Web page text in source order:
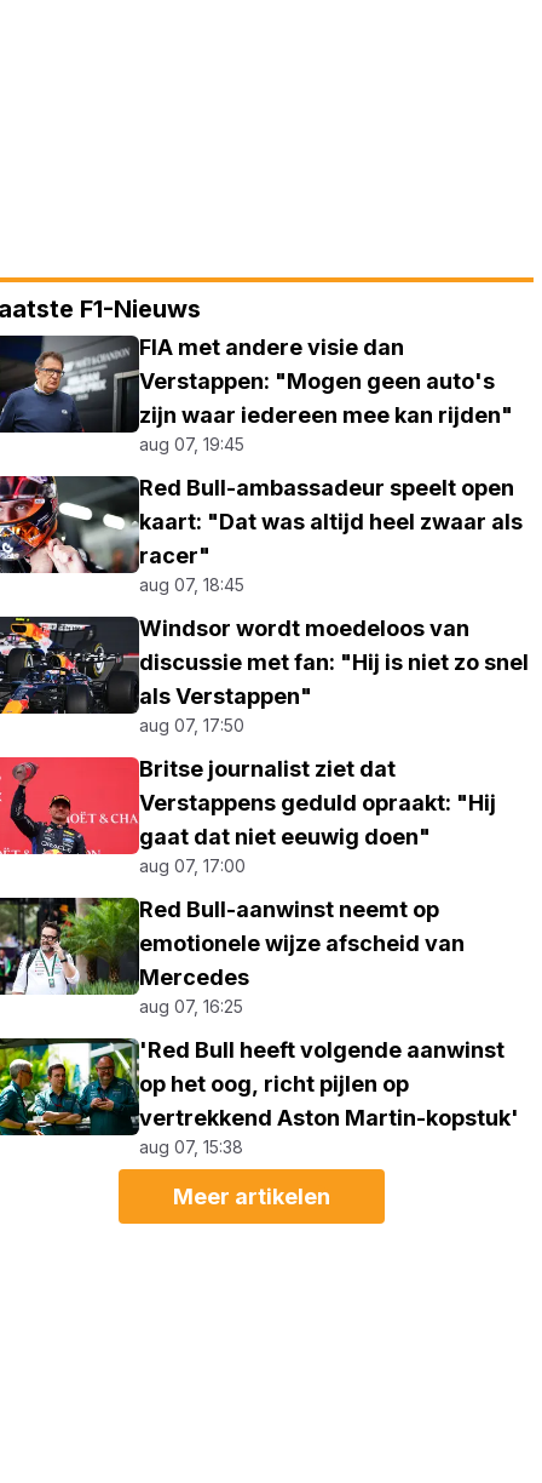
F1-Nieuws
FIA met andere visie dan
Verstappen: "Mogen geen auto's
zijn waar iedereen mee kan rijden"
aug 07, 19:45
Red Bull-ambassadeur speelt open
kaart: "Dat was altijd heel zwaar als
racer"
aug 07, 18:45
Windsor wordt moedeloos van
discussie met fan: "Hij is niet zo snel
als Verstappen"
aug 07, 17:50
Britse journalist ziet dat
Verstappens geduld opraakt: "Hij
gaat dat niet eeuwig doen"
aug 07, 17:00
Red Bull-aanwinst neemt op
emotionele wijze afscheid van
Mercedes
aug 07, 16:25
'Red Bull heeft volgende aanwinst
op het oog, richt pijlen op
vertrekkend Aston Martin-kopstuk'
aug 07, 15:38
Meer artikelen